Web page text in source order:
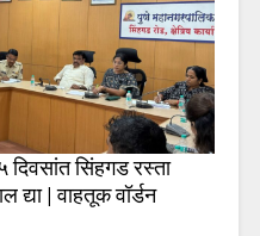
सिंहगड रस्ता
द्या | वाहतूक वॉर्डन